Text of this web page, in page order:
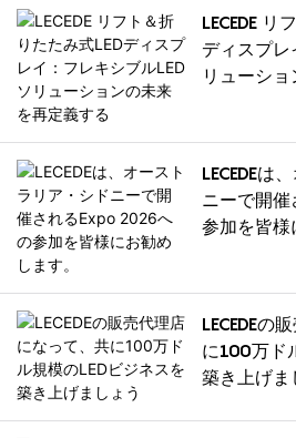
み。ブース番号：C9268。
ー
や
ル、
に最
LECEDE リ
ディスプレ
リューシ
LECEDEは
ニーで開
参加を皆様
LECEDEの
に100万ド
築き上げま